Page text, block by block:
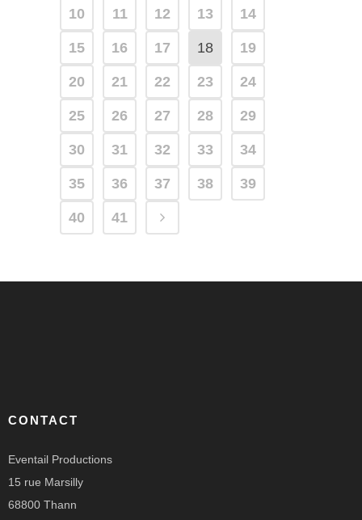
10 11 12 13 14
15 16 17 18 19
20 21 22 23 24
25 26 27 28 29
30 31 32 33 34
35 36 37 38 39
40 41
CONTACT
Eventail Productions
15 rue Marsilly
68800 Thann